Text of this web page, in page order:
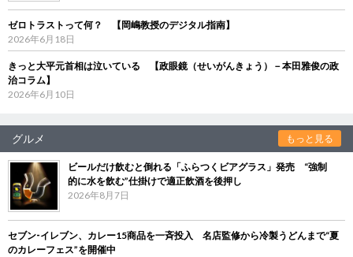
ゼロトラストって何？ 【岡嶋教授のデジタル指南】
2026年6月18日
きっと大平元首相は泣いている 【政眼鏡（せいがんきょう）－本田雅俊の政
治コラム】
2026年6月10日
グルメ もっと見る
ビールだけ飲むと倒れる「ふらつくビアグラス」発売 “強制
的に水を飲む”仕掛けで適正飲酒を後押し
2026年8月7日
セブン‐イレブン、カレー15商品を一斉投入 名店監修から冷製うどんまで“夏
のカレーフェス”を開催中